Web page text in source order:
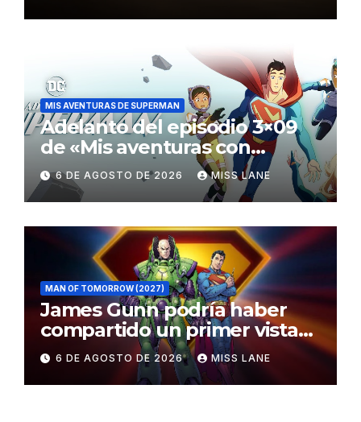
MIS AVENTURAS DE SUPERMAN
Adelanto del episodio 3×09
de «Mis aventuras con
Superman»
6 DE AGOSTO DE 2026 MISS LANE
MAN OF TOMORROW (2027)
James Gunn podría haber
compartido un primer vistazo
al traje de Brainiac
6 DE AGOSTO DE 2026 MISS LANE